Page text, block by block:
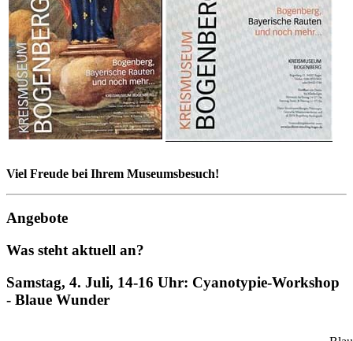
Viel Freude bei Ihrem Museumsbesuch!
Angebote
Was steht aktuell an?
Samstag, 4. Juli, 14-16 Uhr: Cyanotypie-Workshop
- Blaue Wunder